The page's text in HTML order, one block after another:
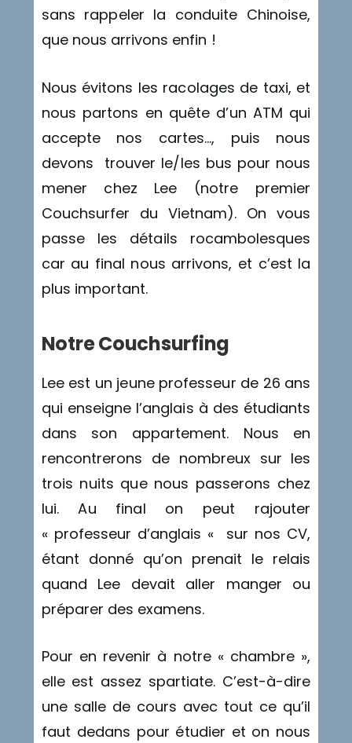
sans rappeler la conduite Chinoise,
que nous arrivons enfin !
Nous évitons les racolages de taxi, et
nous partons en quête d’un ATM qui
accepte nos cartes…, puis nous
devons trouver le/les bus pour nous
mener chez Lee (notre premier
Couchsurfer du Vietnam). On vous
passe les détails rocambolesques
car au final nous arrivons, et c’est la
plus important.
Notre Couchsurfing
Lee est un jeune professeur de 26 ans
qui enseigne l’anglais à des étudiants
dans son appartement. Nous en
rencontrerons de nombreux sur les
trois nuits que nous passerons chez
lui. Au final on peut rajouter
« professeur d’anglais « sur nos CV,
étant donné qu’on prenait le relais
quand Lee devait aller manger ou
préparer des examens.
Pour en revenir à notre « chambre »,
elle est assez spartiate. C’est-à-dire
une salle de cours avec tout ce qu’il
faut dedans pour étudier et on nous